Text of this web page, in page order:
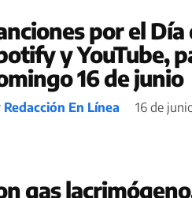
por el
y YouTube,
16 de junio
Redacción En Línea 16 de
gas